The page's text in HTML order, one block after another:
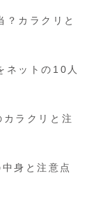
カラクリと
ネットの10人
ラクリと注
身と注意点